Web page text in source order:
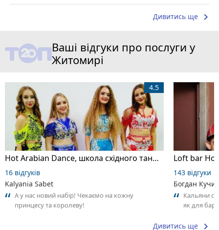
Дивитись ще keyboard_arrow_right
Ваші відгуки про послуги у
Житомирі
Hot Arabian Dance, школа східного танцю
4.5
16 відгуків
Kalyania Sabet
А у нас новий набір! Чекаємо на кожну
принцесу та королеву!
Loft bar
143 відгуки
Богдан
Кальяни
як для
Дивитись ще keyboard_arrow_right